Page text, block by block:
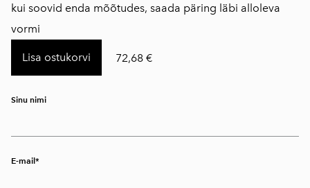
kui soovid enda mõõtudes, saada päring läbi alloleva
vormi
Lisa ostukorvi 72,68 €
Sinu nimi
E-mail